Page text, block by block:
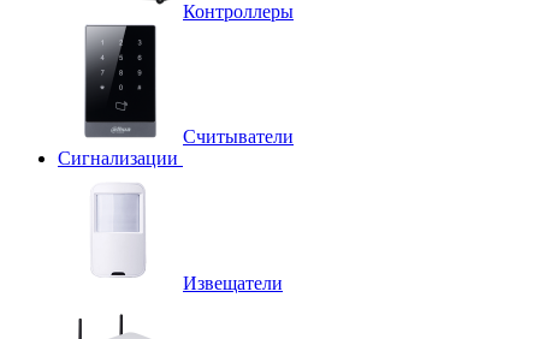
Контроллеры
Считыватели
Сигнализации
Извещатели